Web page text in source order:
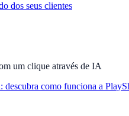
dos seus clientes
um clique através de IA
descubra como funciona a